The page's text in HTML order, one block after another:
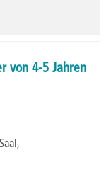
von 4-5 Jahren